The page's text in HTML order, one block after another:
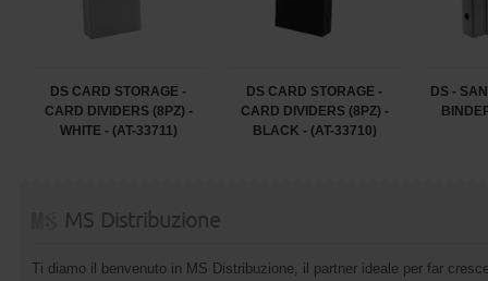
DS CARD STORAGE -
CARD DIVIDERS (8PZ) -
WHITE - (AT-33711)
DS CARD STORAGE -
CARD DIVIDERS (8PZ) -
BLACK - (AT-33710)
DS -
MS Distribuzione
Ti diamo il benvenuto in MS Distribuzione, il partner ideale per far